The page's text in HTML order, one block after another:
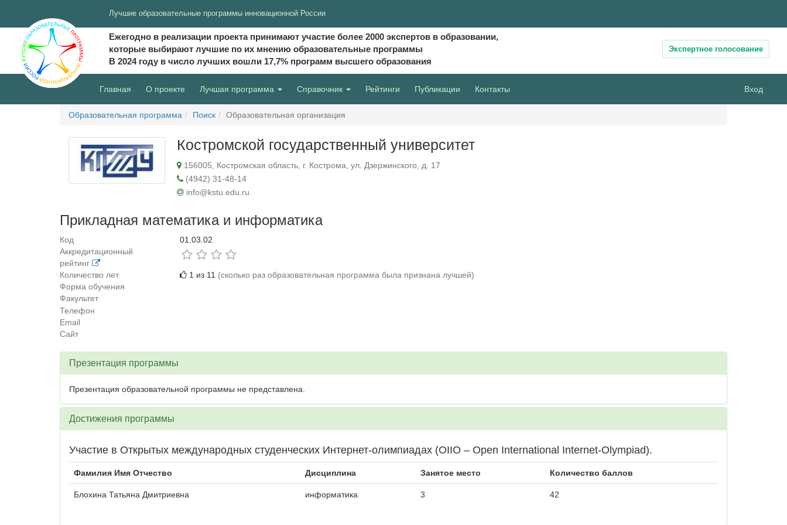
Лучшие образовательные программы инновационной России
Ежегодно в реализации проекта принимают участие более 2000 экспертов в образовании,
которые выбирают лучшие по их мнению образовательные программы
В 2024 году в число лучших вошли 17,7% программ высшего образования
Экспертное голосование
Главная О проекте (current)
Лучшая программа Справочник Рейтинги Публикации Контакты Вход
Образовательная программа Поиск Образовательная организация
Костромской государственный университет
156005, Костромская область, г. Кострома, ул. Дзержинского, д. 17
(4942) 31-48-14
info@kstu.edu.ru
Прикладная математика и информатика
Код
01.03.02
Аккредитационный
рейтинг
Количество лет
1 из 11 (сколько раз образовательная программа была признана лучшей)
Форма обучения
Факультет
Телефон
Email
Сайт
Презентация программы
Презентация образовательной программы не представлена.
Достижения программы
Участие в Открытых международных студенческих Интернет-олимпиадах (OIIO – Open International Internet-Olympiad).
Фамилия Имя Отчество Дисциплина Занятое место Количество баллов
Блохина Татьяна Дмитриевна информатика 3 42